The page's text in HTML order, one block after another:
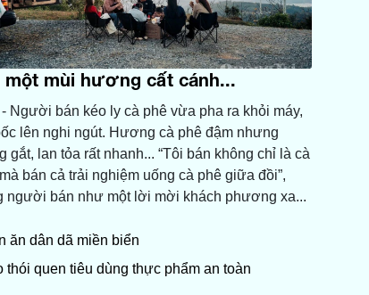
mùi hương cất cánh...
Người bán kéo ly cà phê vừa pha ra khỏi máy,
lên nghi ngút. Hương cà phê đậm nhưng
gắt, lan tỏa rất nhanh... “Tôi bán không chỉ là cà
bán cả trải nghiệm uống cà phê giữa đồi”,
người bán như một lời mời khách phương xa...
ăn dân dã miền biển
thói quen tiêu dùng thực phẩm an toàn